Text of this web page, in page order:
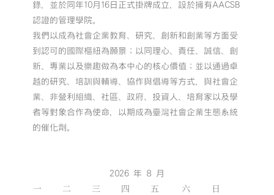
錄，並於同年10月16日正式掛牌成立，設於擁有AACSB
認證的管理學院。
我們以成為社會企業教育、研究、創新和創業等方面受
到認可的國際樞紐為願景；以同理心、責任、誠信、創
新、專業以及樂趣做為本中心的核心價值；並以通過卓
越的研究、培訓與輔導、協作與倡導等方式，與社會企
業、非營利組織、社區、政府、投資人、培育家以及學
者等對象合作為使命，以期成為臺灣社會企業生態系統
的催化劑。
2026 年 8 月
一 二 三 四 五 六 日